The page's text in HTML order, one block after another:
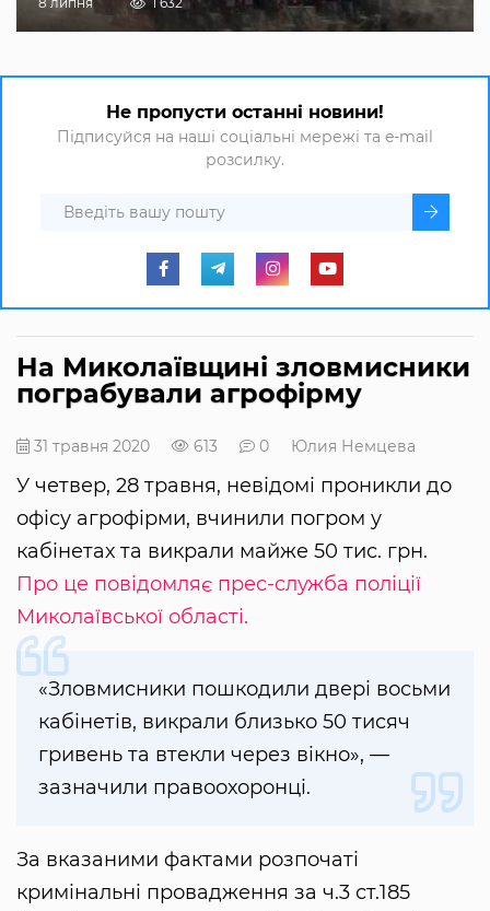
Не пропусти останні новини!
Підписуйся на наші соціальні мережі та e-mail
розсилку.
На Миколаївщині зловмисники
пограбували агрофірму
31 травня 2020 613 0 Юлия Немцева
У четвер, 28 травня, невідомі проникли до
офісу агрофірми, вчинили погром у
кабінетах та викрали майже 50 тис. грн.
Про це повідомляє прес-служба поліції
Миколаївської області.
«Зловмисники пошкодили двері восьми
кабінетів, викрали близько 50 тисяч
гривень та втекли через вікно», —
зазначили правоохоронці.
За вказаними фактами розпочаті
кримінальні провадження за ч.3 ст.185